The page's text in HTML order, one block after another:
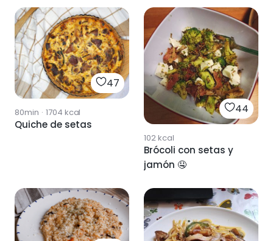
47
80min · 1704 kcal
Quiche de setas
44
102kcal
Brócoli con setas y
jamón 🤤